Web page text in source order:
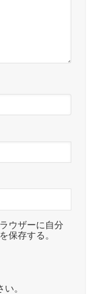
ウザーに自分
保存する。
。